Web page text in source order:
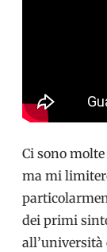
Ci sono
ma mi
dei primi